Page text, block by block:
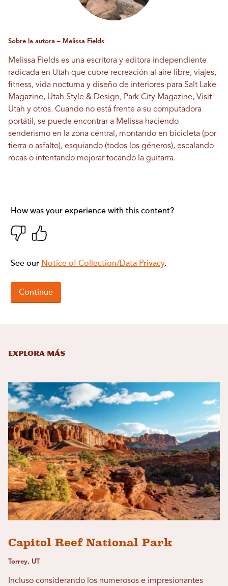
Sobre la autora – Melissa Fields
Melissa Fields es una escritora y editora independiente
radicada en Utah que cubre recreación al aire libre, viajes,
fitness, vida nocturna y diseño de interiores para Salt Lake
Magazine, Utah Style & Design, Park City Magazine, Visit
Utah y otros. Cuando no está frente a su computadora
portátil, se puede encontrar a Melissa haciendo
senderismo en la zona central, montando en bicicleta (por
tierra o asfalto), esquiando (todos los géneros), escalando
rocas o intentando mejorar tocando la guitarra.
Explora más
Capitol Reef National Park
Torrey, UT
Incluso considerando los numerosos e impresionantes